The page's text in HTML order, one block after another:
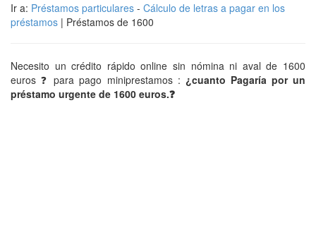
Ir a: Préstamos particulares - Cálculo de letras a pagar en los
préstamos | Préstamos de 1600
Necesito un crédito rápido online sin nómina ni aval de 1600
euros ❓ para pago miniprestamos : ¿cuanto Pagaría por un
préstamo urgente de 1600 euros.❓